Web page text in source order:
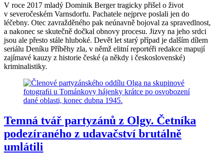
V roce 2017 mladý Dominik Berger tragicky přišel o život
v severočeském Varnsdorfu. Pachatele nejprve poslali jen do
léčebny. Otec zavražděného pak neúnavně bojoval za spravedlnost,
a nakonec se skutečně dočkal obnovy procesu. Jizvy na jeho srdci
jsou ale přesto stále hluboké. Devět let starý případ je dalším dílem
seriálu Deníku Příběhy zla, v němž elitní reportéři redakce mapují
zajímavé kauzy z historie české (a někdy i československé)
kriminalistiky.
Temná tvář partyzánů z Olgy. Četníka
podezíraného z udavačství brutálně
umlátili